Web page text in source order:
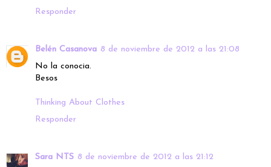
Responder
Belén Casanova 8 de noviembre de 2012 a las 21:08
No la conocia.
Besos
Thinking About Clothes
Responder
Sara NTS 8 de noviembre de 2012 a las 21:12